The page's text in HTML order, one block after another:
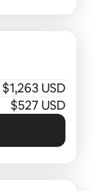
$1,263 USD
$527 USD